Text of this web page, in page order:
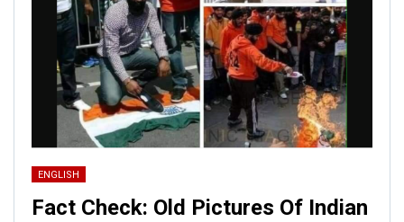
ENGLISH
Fact Check: Old Pictures Of Indian